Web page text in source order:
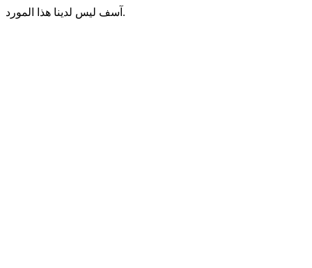
آسف ليس لدينا هذا المورد.